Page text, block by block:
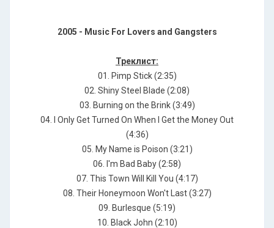
2005 - Music For Lovers and Gangsters
Треклист:
01. Pimp Stick (2:35)
02. Shiny Steel Blade (2:08)
03. Burning on the Brink (3:49)
04. I Only Get Turned On When I Get the Money Out
(4:36)
05. My Name is Poison (3:21)
06. I'm Bad Baby (2:58)
07. This Town Will Kill You (4:17)
08. Their Honeymoon Won't Last (3:27)
09. Burlesque (5:19)
10. Black John (2:10)